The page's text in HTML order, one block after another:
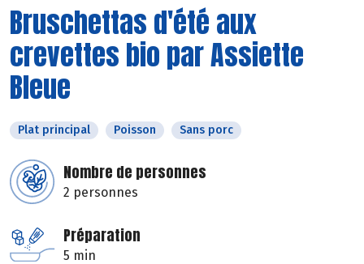
Bruschettas d'été aux
crevettes bio par Assiette
Bleue
Plat principal Poisson Sans porc
Nombre de personnes
2 personnes
Préparation
5 min